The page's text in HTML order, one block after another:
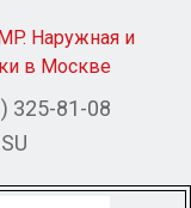
325-81-08